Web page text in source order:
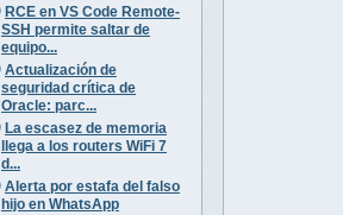
RCE en VS Code Remote-
SSH permite saltar de
equipo...
Actualización de
seguridad crítica de
Oracle: parc...
La escasez de memoria
llega a los routers WiFi 7
d...
Alerta por estafa del falso
hijo en WhatsApp